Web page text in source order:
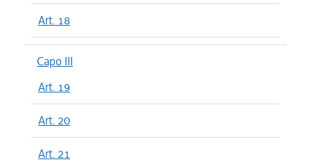
Art. 18
Capo III
Art. 19
Art. 20
Art. 21